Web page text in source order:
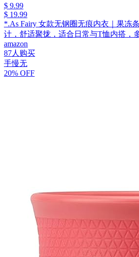
$ 9.99
$ 19.99
*.As Fairy 女款无钢圈无痕内衣｜果冻
计，舒适聚拢，适合日常与T恤内搭，
amazon
87人购买
手慢无
20% OFF